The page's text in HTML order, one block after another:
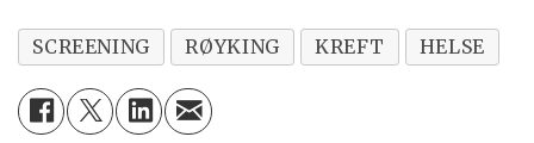
SCREENING RØYKING KREFT HELSE